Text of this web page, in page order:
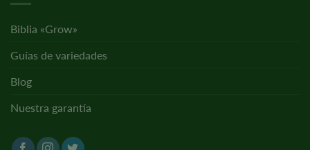
Biblia «Grow»
Guías de variedades
Blog
Nuestra garantía